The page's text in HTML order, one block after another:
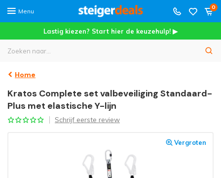
Menu
0
Lastig kiezen? Start hier de keuzehulp! ▶
Home
Kratos Complete set valbeveiliging Standaard-
Plus met elastische Y-lijn
Schrijf eerste review
Vergroten